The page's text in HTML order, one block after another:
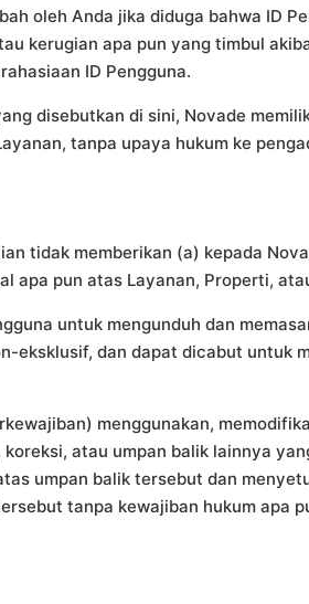
oleh Anda jika diduga bahwa ID
kerugian apa pun yang timbul
ID Pengguna.
disebutkan di sini, Novade
tanpa upaya hukum ke
tidak memberikan (a) kepada
apa pun atas Layanan, Properti,
untuk mengunduh dan
eksklusif, dan dapat dicabut untuk
menggunakan,
atau umpan balik lainnya
umpan balik tersebut dan
tanpa kewajiban hukum apa